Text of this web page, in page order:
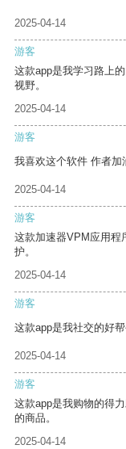
2025-04-14
游客
这款app是我学习路上
视野。
2025-04-14
游客
我喜欢这个软件 作者加
2025-04-14
游客
这款加速器VPM应用程
护。
2025-04-14
游客
这款app是我社交的好
2025-04-14
游客
这款app是我购物的得
的商品。
2025-04-14